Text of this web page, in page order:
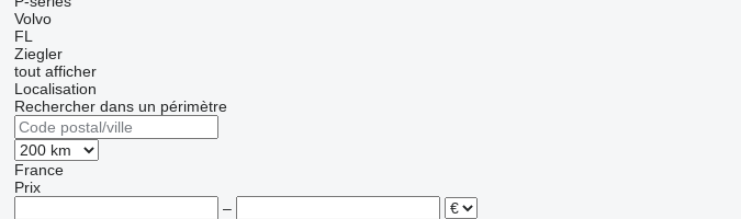
Volvo
FL
Ziegler
tout afficher
Localisation
Rechercher dans un périmètre
France
Prix
–